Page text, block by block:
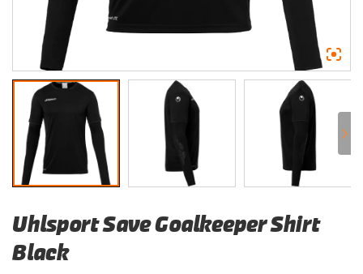
Uhlsport Save Goalkeeper Shirt
Black